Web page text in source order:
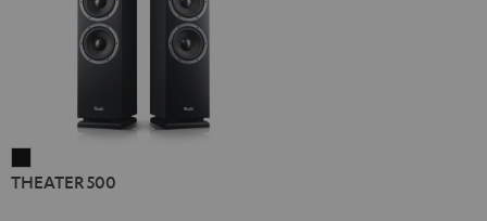
500
THEATER 500